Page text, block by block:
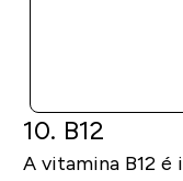
10. B12
A vitamina B12